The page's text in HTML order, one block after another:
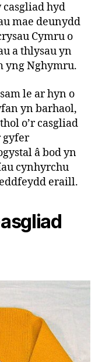
casgliad hyd
mae deunydd
Cymru o
a thlysau yn
yng Nghymru.
le ar hyn o
yn barhaol,
o’r casgliad
gyfer
â bod yn
cynhyrchu
eraill.